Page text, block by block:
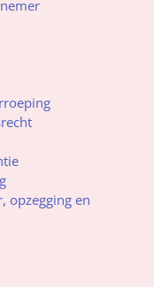
opzegging en